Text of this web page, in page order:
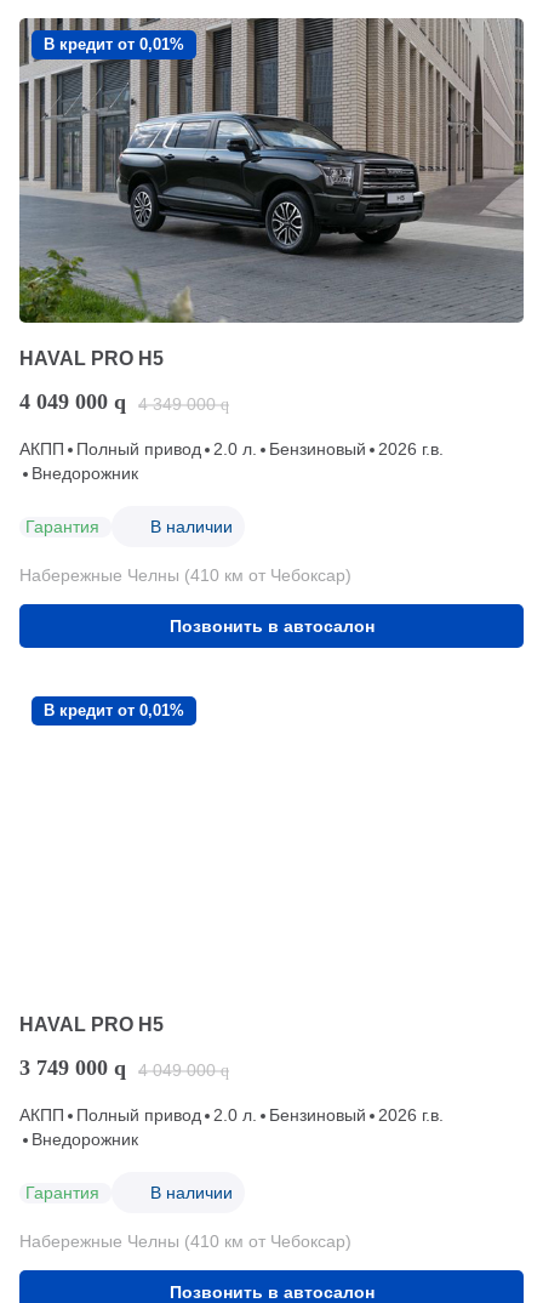
В кредит от 0,01%
HAVAL PRO H5
4 049 000 q 4 349 000 q
АКПП Полный привод 2.0 л. Бензиновый
2026 г.в.
Внедорожник
Гарантия В наличии
Набережные Челны (410 км от Чебоксар)
Позвонить в автосалон
В кредит от 0,01%
HAVAL PRO H5
3 749 000 q 4 049 000 q
АКПП Полный привод 2.0 л. Бензиновый
2026 г.в.
Внедорожник
Гарантия В наличии
Набережные Челны (410 км от Чебоксар)
Позвонить в автосалон